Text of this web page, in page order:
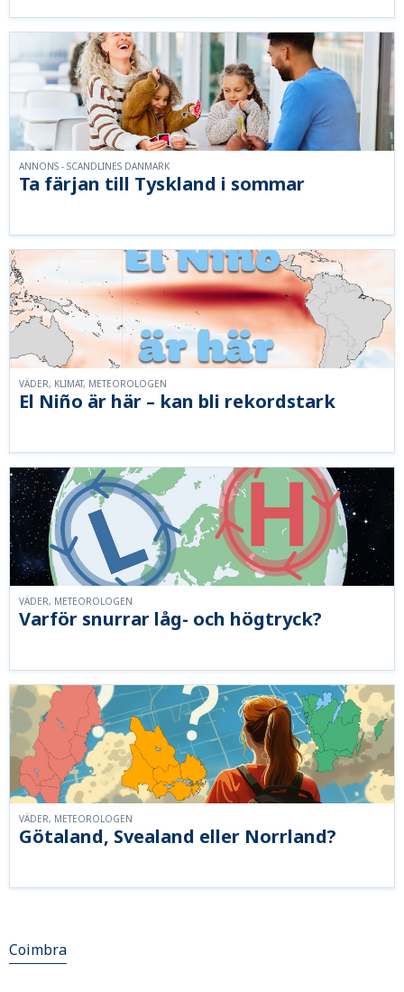
Ta färjan till Tyskland i sommar
ANNONS - SCANDLINES DANMARK
El Niño är här – kan bli rekordstark
VÄDER, KLIMAT, METEOROLOGEN
Varför snurrar låg- och högtryck?
VÄDER, METEOROLOGEN
Götaland, Svealand eller Norrland?
VÄDER, METEOROLOGEN
Coimbra